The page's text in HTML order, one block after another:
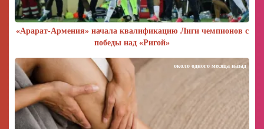
«Арарат‑Армения» начала квалификацию Лиги чемпионов с
победы над «Ригой»
около одного месяца назад